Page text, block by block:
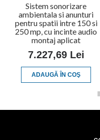
Sistem sonorizare
ambientala si anunturi
pentru spatii intre 150 si
250 mp, cu incinte audio
montaj aplicat
7.227,69 Lei
ADAUGĂ ÎN COŞ